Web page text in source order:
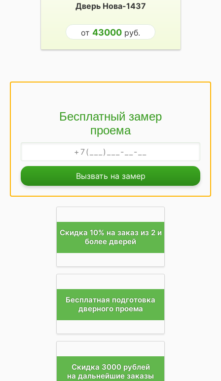
Дверь Нова-1437
от 43000 руб.
Бесплатный замер
проема
Вызвать на замер
Скидка 10% на заказ из 2 и
более дверей
Бесплатная подготовка
дверного проема
Скидка 3000 рублей
на дальнейшие заказы